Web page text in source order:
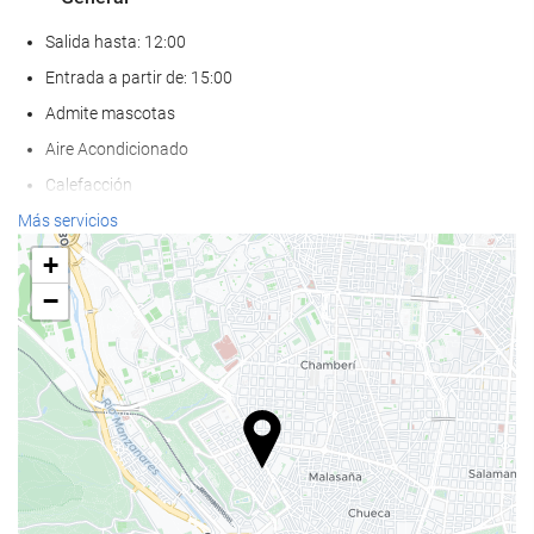
Salida hasta: 12:00
Entrada a partir de: 15:00
Admite mascotas
Aire Acondicionado
Calefacción
Ascensor
Adaptado para personas con movilidad reducida
Habitaciones No fumadores
Hotel no fumadores
Habitaciones insonorizadas
Comida y bebida
Restaurante
Restaurante a la carta
Más servicios
+
−